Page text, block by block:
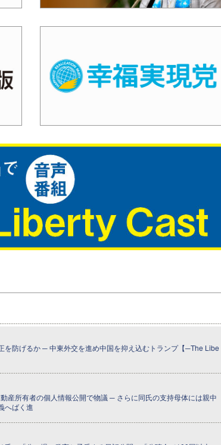
を防げるか ─ 中東外交を進め中国を抑え込むトランプ【─The Libe
産所有者の個人情報公開で物議 ─ さらに同氏の支持母体には親中
へばく進